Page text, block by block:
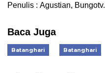
Penulis : Agustian, Bungotv.
Baca Juga
Batanghari Batanghari